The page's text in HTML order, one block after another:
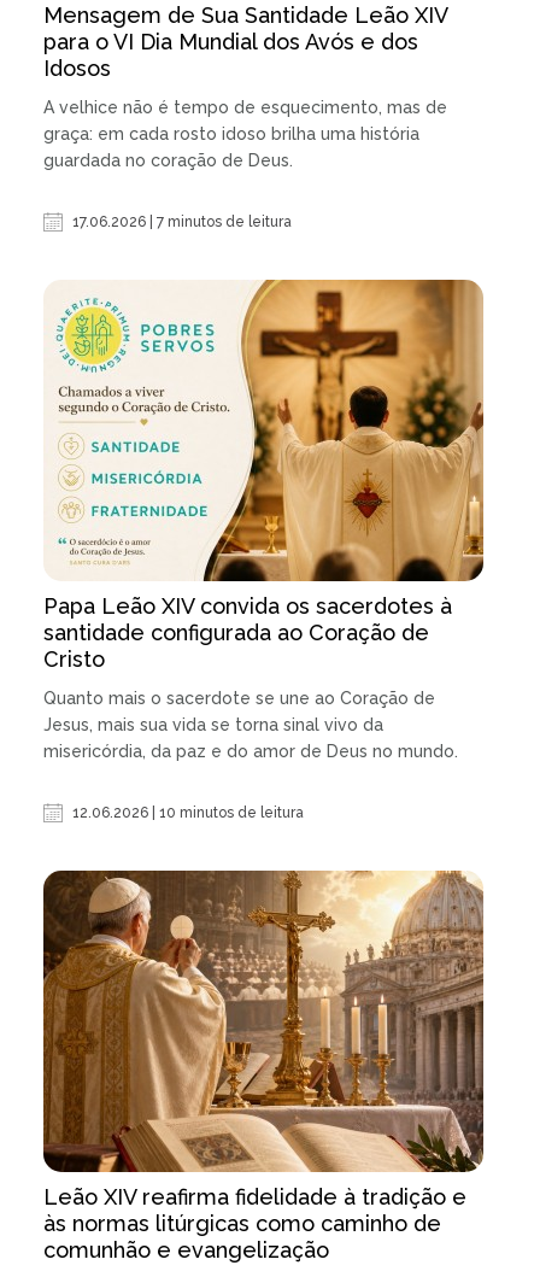
Mensagem de Sua Santidade Leão XIV
para o VI Dia Mundial dos Avós e dos
Idosos
A velhice não é tempo de esquecimento, mas de
graça: em cada rosto idoso brilha uma história
guardada no coração de Deus.
17.06.2026 | 7 minutos de leitura
Papa Leão XIV convida os sacerdotes à
santidade configurada ao Coração de
Cristo
Quanto mais o sacerdote se une ao Coração de
Jesus, mais sua vida se torna sinal vivo da
misericórdia, da paz e do amor de Deus no mundo.
12.06.2026 | 10 minutos de leitura
Leão XIV reafirma fidelidade à tradição e
às normas litúrgicas como caminho de
comunhão e evangelização